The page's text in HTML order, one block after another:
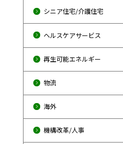
シニア住宅/介護住宅
ヘルスケアサービス
再生可能エネルギー
物流
海外
機構改革/人事